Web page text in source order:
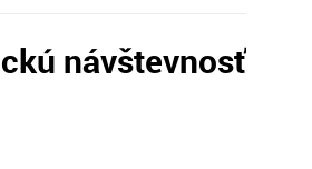
návštevnosť